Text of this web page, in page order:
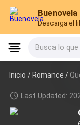
Buenovela
Descarga el
Busca lo
Inicio /Romance /
Last Updated: